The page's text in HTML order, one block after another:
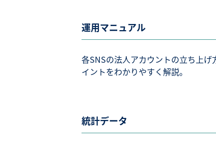
運用マニュアル
各SNSの法人アカウントの立ち上
イントをわかりやすく解説。
統計データ